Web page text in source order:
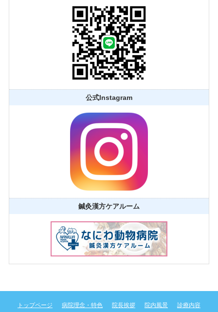
公式Instagram
鍼灸漢方ケアルーム
トップページ 病院理念・特色 院長挨拶 院内風景 診療内容